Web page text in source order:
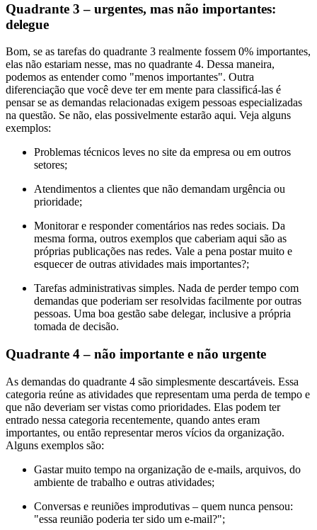
Quadrante 3 – urgentes, mas não importantes:
delegue
Bom, se as tarefas do quadrante 3 realmente fossem 0% importantes,
elas não estariam nesse, mas no quadrante 4. Dessa maneira,
podemos as entender como "menos importantes". Outra
diferenciação que você deve ter em mente para classificá-las é
pensar se as demandas relacionadas exigem pessoas especializadas
na questão. Se não, elas possivelmente estarão aqui. Veja alguns
exemplos:
Problemas técnicos leves no site da empresa ou em outros
setores;
Atendimentos a clientes que não demandam urgência ou
prioridade;
Monitorar e responder comentários nas redes sociais. Da
mesma forma, outros exemplos que caberiam aqui são as
próprias publicações nas redes. Vale a pena postar muito e
esquecer de outras atividades mais importantes?;
Tarefas administrativas simples. Nada de perder tempo com
demandas que poderiam ser resolvidas facilmente por outras
pessoas. Uma boa gestão sabe delegar, inclusive a própria
tomada de decisão.
Quadrante 4 – não importante e não urgente
As demandas do quadrante 4 são simplesmente descartáveis. Essa
categoria reúne as atividades que representam uma perda de tempo e
que não deveriam ser vistas como prioridades. Elas podem ter
entrado nessa categoria recentemente, quando antes eram
importantes, ou então representar meros vícios da organização.
Alguns exemplos são:
Gastar muito tempo na organização de e-mails, arquivos, do
ambiente de trabalho e outras atividades;
Conversas e reuniões improdutivas – quem nunca pensou:
"essa reunião poderia ter sido um e-mail?";